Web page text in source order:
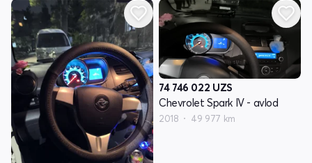
74 746 022 UZS
Chevrolet Spark IV - avlod
2018 49 977 km